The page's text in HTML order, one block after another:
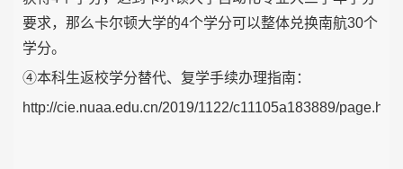
要求，那么卡尔顿大学的4个学分可以整体兑换南航30个
学分。
④本科生返校学分替代、复学手续办理指南：
http://cie.nuaa.edu.cn/2019/1122/c11105a183889/page.htm